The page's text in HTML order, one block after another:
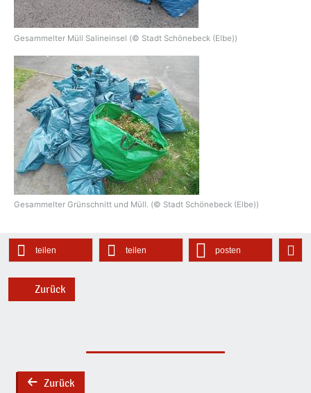
Gesammelter Müll Salineinsel (© Stadt Schönebeck (Elbe))
Gesammelter Grünschnitt und Müll. (© Stadt Schönebeck (Elbe))
teilen teilen posten
Zurück
backZurück